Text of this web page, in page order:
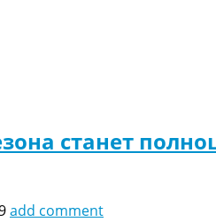
станет
add comment